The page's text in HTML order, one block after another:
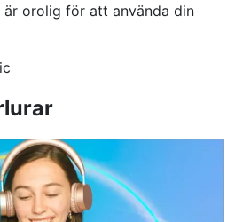
är orolig för att använda din